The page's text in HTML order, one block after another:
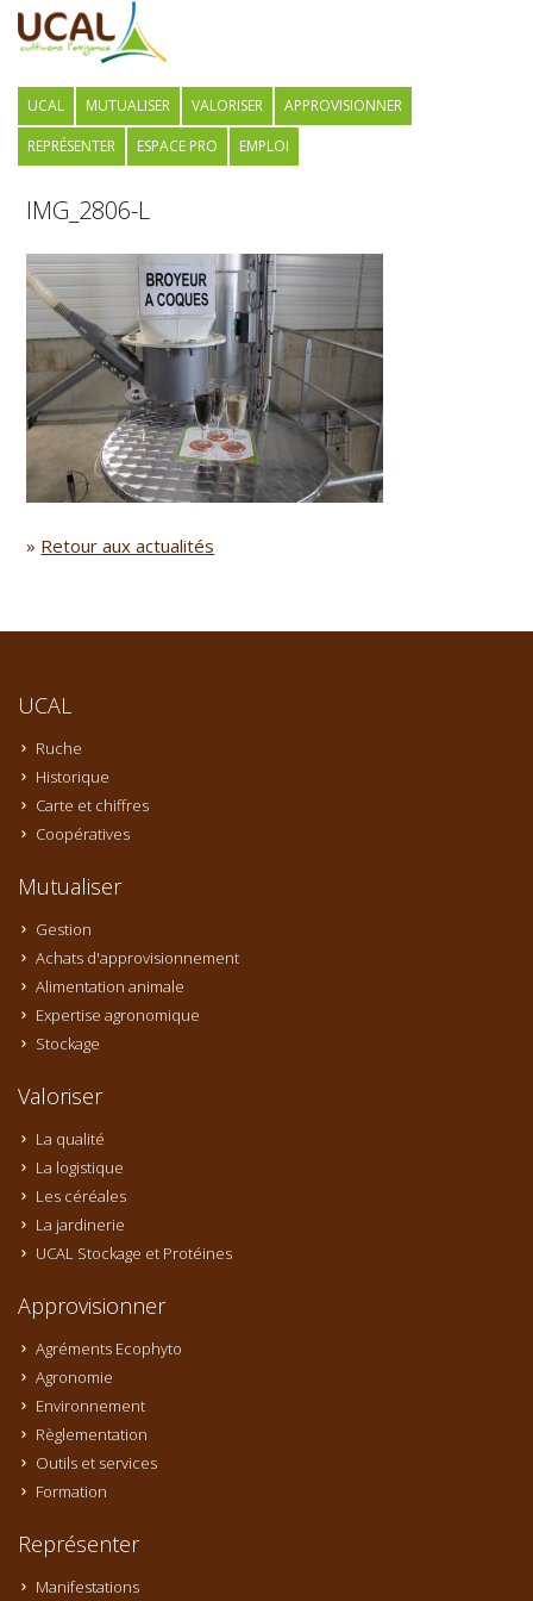
UCAL MUTUALISER VALORISER
APPROVISIONNER
REPRÉSENTER
ESPACE PRO EMPLOI
IMG_2806-L
» Retour aux actualités
UCAL
Ruche
Historique
Carte et chiffres
Coopératives
Mutualiser
Gestion
Achats d'approvisionnement
Alimentation animale
Expertise agronomique
Stockage
Valoriser
La qualité
La logistique
Les céréales
La jardinerie
UCAL Stockage et Protéines
Approvisionner
Agréments Ecophyto
Agronomie
Environnement
Règlementation
Outils et services
Formation
Représenter
Manifestations